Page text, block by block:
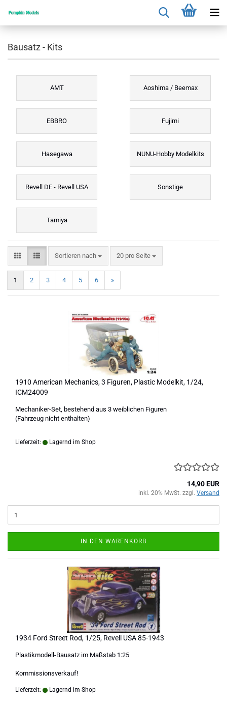
Bausatz - Kits
AMT Aoshima / Beemax
EBBRO Fujimi
Hasegawa NUNU-Hobby Modelkits
Revell DE - Revell USA Sonstige
Tamiya
Sortieren nach
Sortieren nach 20 pro Seite
pro Seite
1 2 3 4 5 6 »
1910 American Mechanics, 3 Figuren, Plastic Modelkit, 1/24,
ICM24009
Mechaniker-Set, bestehend aus 3 weiblichen Figuren
(Fahrzeug nicht enthalten)
Lieferzeit: Lagernd im Shop
14,90 EUR
inkl. 20% MwSt. zzgl. Versand
IN DEN WARENKORB
1934 Ford Street Rod, 1/25, Revell USA 85-1943
Plastikmodell-Bausatz im Maßstab 1:25
Kommissionsverkauf!
Lieferzeit: Lagernd im Shop